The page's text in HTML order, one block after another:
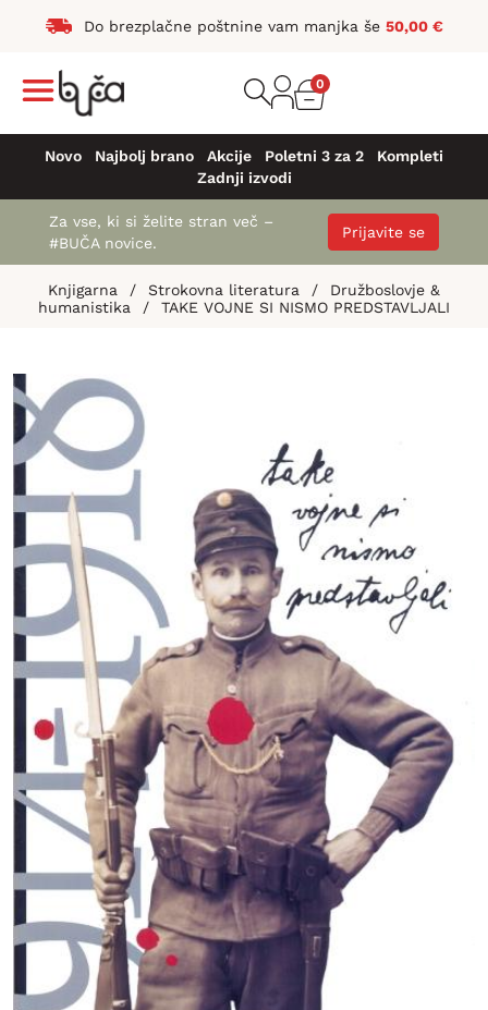
Do brezplačne poštnine vam manjka še 50,00 €
0
Novo Najbolj brano Akcije Poletni 3 za 2
Kompleti
Zadnji izvodi
Za vse, ki si želite stran več –
#BUČA novice.
Prijavite se
Knjigarna / Strokovna literatura /
Družboslovje &
humanistika
/ TAKE VOJNE SI NISMO PREDSTAVLJALI